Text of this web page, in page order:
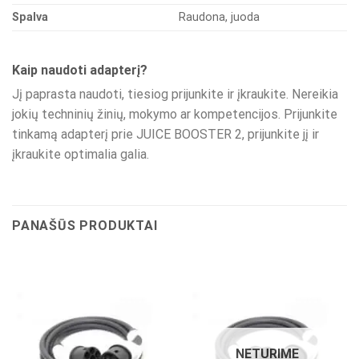
Spalva
Raudona, juoda
Kaip naudoti adapterį?
Jį paprasta naudoti, tiesiog prijunkite ir įkraukite. Nereikia
jokių techninių žinių, mokymo ar kompetencijos. Prijunkite
tinkamą adapterį prie JUICE BOOSTER 2, prijunkite jį ir
įkraukite optimalia galia.
PANAŠŪS PRODUKTAI
NETURIME